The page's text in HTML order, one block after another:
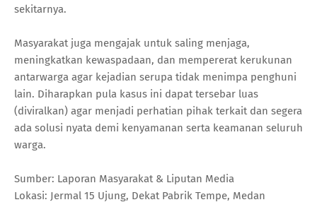
sekitarnya.
Masyarakat juga mengajak untuk saling menjaga,
meningkatkan kewaspadaan, dan mempererat kerukunan
antarwarga agar kejadian serupa tidak menimpa penghuni
lain. Diharapkan pula kasus ini dapat tersebar luas
(diviralkan) agar menjadi perhatian pihak terkait dan segera
ada solusi nyata demi kenyamanan serta keamanan seluruh
warga.
Sumber: Laporan Masyarakat & Liputan Media
Lokasi: Jermal 15 Ujung, Dekat Pabrik Tempe, Medan